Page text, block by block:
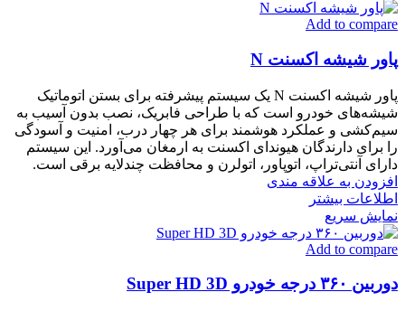
Add to compare
پاور شیشه اکسنت N
پاور شیشه اکسنت N یک سیستم پیشرفته برای بستن اتوماتیک
شیشه‌های خودرو است که با طراحی فابریک، نصب بدون آسیب به
سیم‌کشی و عملکرد هوشمند برای هر چهار درب، امنیت و آسودگی
را برای دارندگان هیوندای اکسنت به ارمغان می‌آورد. این سیستم
دارای آنتی‌تراپ، اتوپاور، اتولرن و محافظت چندلایه برقی است.
افزودن به علاقه مندی
اطلاعات بیشتر
نمایش سریع
Add to compare
دوربین ۳۶۰ درجه خودرو Super HD 3D